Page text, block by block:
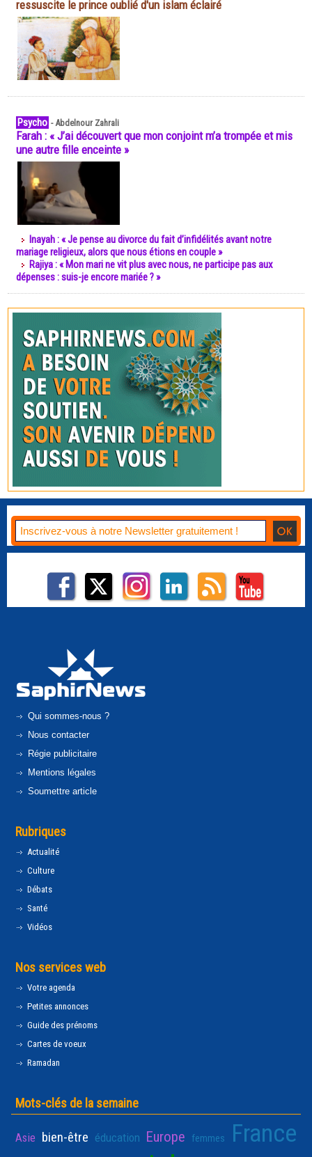
ressuscite le prince oublié d'un islam éclairé
Psycho -Abdelnour Zahrali
Farah : « J’ai découvert que mon conjoint m’a trompée et mis
une autre fille enceinte »
Inayah : « Je pense au divorce du fait d’infidélités avant notre
mariage religieux, alors que nous étions en couple »
Rajiya : « Mon mari ne vit plus avec nous, ne participe pas aux
dépenses : suis-je encore mariée ? »
Qui sommes-nous ?
Nous contacter
Régie publicitaire
Mentions légales
Soumettre article
Rubriques
Actualité
Culture
Débats
Santé
Vidéos
Nos services web
Votre agenda
Petites annonces
Guide des prénoms
Cartes de voeux
Ramadan
Mots-clés de la semaine
Asie bien-être éducation Europe femmes France